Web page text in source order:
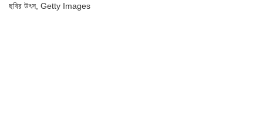
ছবির উৎস, Getty Images